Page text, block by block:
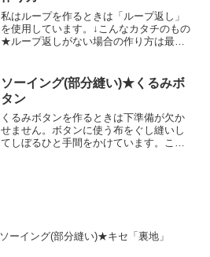
私はループを作るときは「ループ返し」
を使用しています。↓こんなカタチのもの
★ループ返しがない場合の作り方は最後
くらいに縫います(生地の厚みによって変
更)縫い始めは端か...
ソーイング(部分縫い)★くるみボ
タン
くるみボタンを作るときは下準備が欠か
せません。ボタンに使う布をぐし縫いし
てしぼるひと手間をかけています。これ
ソーイング(部分縫い)★キセ「裏地」